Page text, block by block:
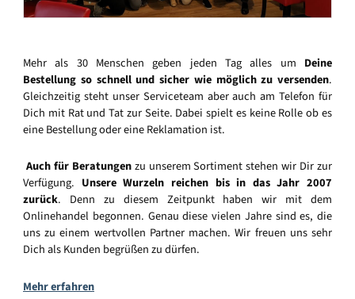
Mehr als 30 Menschen geben jeden Tag alles um Deine
Bestellung so schnell und sicher wie möglich zu versenden.
Gleichzeitig steht unser Serviceteam aber auch am Telefon für
Dich mit Rat und Tat zur Seite. Dabei spielt es keine Rolle ob es
eine Bestellung oder eine Reklamation ist.
Auch für Beratungenzu unserem Sortiment stehen wir Dir zur
Verfügung. Unsere Wurzeln reichen bis in das Jahr 2007
zurück. Denn zu diesem Zeitpunkt haben wir mit dem
Onlinehandel begonnen. Genau diese vielen Jahre sind es, die
uns zu einem wertvollen Partner machen. Wir freuen uns sehr
Dich als Kunden begrüßen zu dürfen.
Mehr erfahren